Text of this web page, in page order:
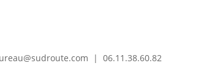
| 06.11.38.60.82